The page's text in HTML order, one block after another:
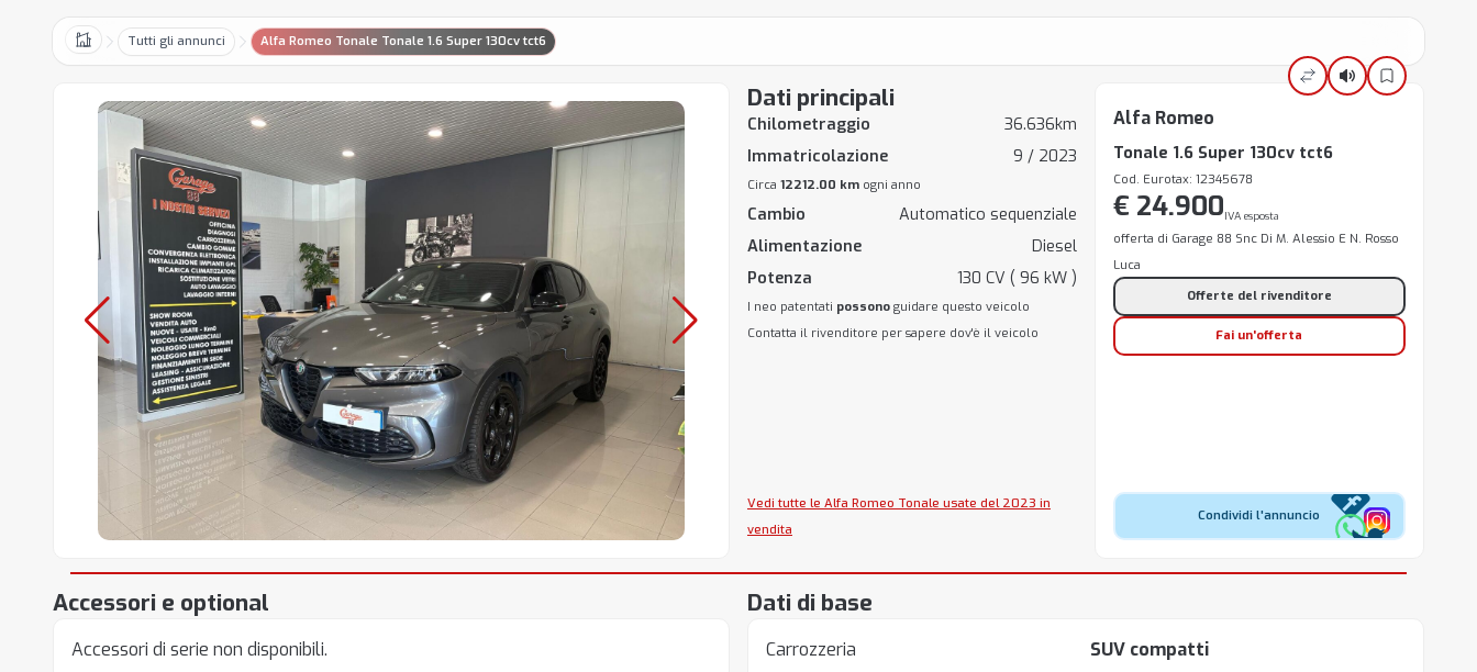
Home Tutti gli annunci Alfa Romeo Tonale Tonale 1.6 Super 130cv tct6
Dati principali
Chilometraggio
36.636km
Immatricolazione
9 / 2023
Circa 12212.00 kmogni anno
Cambio
Automatico sequenziale
Alimentazione
Diesel
Potenza
130 CV ( 96 kW )
I neo patentati possonoguidare questo veicolo
Contatta il rivenditore per sapere dov'è il veicolo
Vedi tutte le Alfa Romeo Tonale usate del 2023 in
vendita
Alfa Romeo
Tonale 1.6 Super 130cv tct6
Cod. Eurotax: 12345678
€ 24.900IVA esposta
offerta di Garage 88 Snc Di M. Alessio E N. Rosso
Luca
Offerte del rivenditore
Fai un'offerta
Condividi l'annuncio
Accessori e optional
Accessori di serie non disponibili.
Dati di base
Carrozzeria
SUV compatti